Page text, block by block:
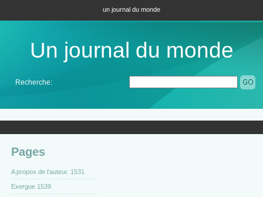
un journal du monde
Un journal du monde
Recherche:
Pages
A propos de l’auteur. 1531
Exergue 1539